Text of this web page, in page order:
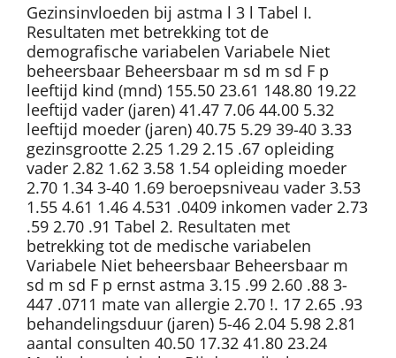
Gezinsinvloeden bij astma l 3 l Tabel I.
Resultaten met betrekking tot de
demografische variabelen Variabele Niet
beheersbaar Beheersbaar m sd m sd F p
leeftijd kind (mnd) 155.50 23.61 148.80 19.22
leeftijd vader (jaren) 41.47 7.06 44.00 5.32
leeftijd moeder (jaren) 40.75 5.29 39-40 3.33
gezinsgrootte 2.25 1.29 2.15 .67 opleiding
vader 2.82 1.62 3.58 1.54 opleiding moeder
2.70 1.34 3-40 1.69 beroepsniveau vader 3.53
1.55 4.61 1.46 4.531 .0409 inkomen vader 2.73
.59 2.70 .91 Tabel 2. Resultaten met
betrekking tot de medische variabelen
Variabele Niet beheersbaar Beheersbaar m
sd m sd F p ernst astma 3.15 .99 2.60 .88 3-
447 .0711 mate van allergie 2.70 !. 17 2.65 .93
behandelingsduur (jaren) 5-46 2.04 5.98 2.81
aantal consulten 40.50 17.32 41.80 23.24